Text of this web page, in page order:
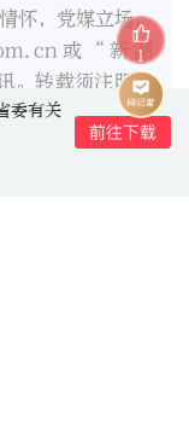
怀，党媒立场，
或“新湖
。转载须注明来
内容。
1